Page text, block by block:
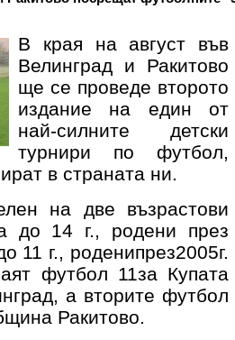
В края на август във
Велинград и Ракитово
ще се проведе второто
издание на един от
най-силните детски
турнири по футбол,
в страната ни.
на две възрастови
до 14 г., родени през
11 г., роденипрез2005г.
футбол 11за Купата
а вторите футбол
Ракитово.